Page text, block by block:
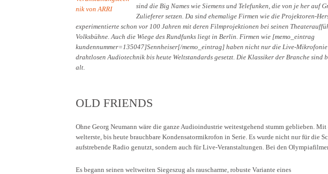
sind die Big Names wie Siemens und Telefunken, die von je her auf
Zulieferer setzen. Da sind ehemalige Firmen wie die Projektoren-
experimentierte schon vor 100 Jahren mit deren Filmprojektionen bei seinen
Volksbühne. Auch die Wiege des Rundfunks liegt in Berlin. Firmen wie [memo_eintrag
kundennummer=135047]Sennheiser[/memo_eintrag] haben nicht nur die Live-
drahtlosen Audiotechnik bis heute Weltstandards gesetzt. Die Klassiker der Branche sind
alt.
OLD FRIENDS
Ohne Georg Neumann wäre die ganze Audioindustrie weitestgehend stumm geblieben.
welterste, bis heute brauchbare Kondensatormikrofon in Serie. Es wurde nicht nur für die
aufstrebende Radio genutzt, sondern auch für Live-Veranstaltungen. Bei den
Es begann seinen weltweiten Siegeszug als rauscharme, robuste Variante eines